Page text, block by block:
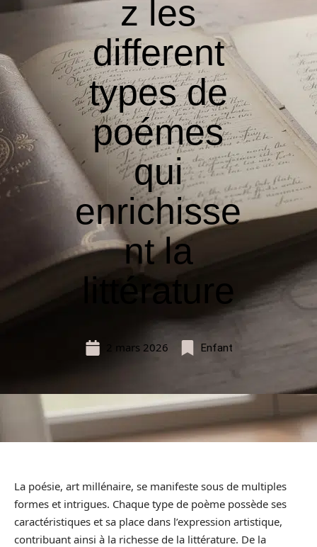
z les
different
types de
poémes
qui
enrichisse
nt la
littérature
2 mars 2026 Enfant
La poésie, art millénaire, se manifeste sous de multiples
formes et intrigues. Chaque type de poème possède ses
caractéristiques et sa place dans l’expression artistique,
contribuant ainsi à la richesse de la littérature. De la